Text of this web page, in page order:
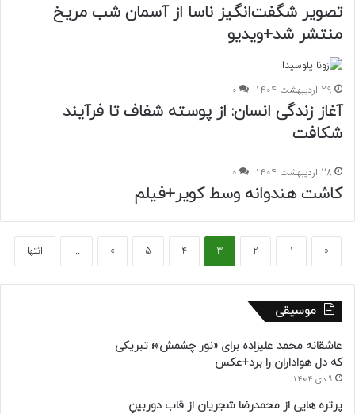
تصویر شگفت‌انگیز ناسا از آسمان شب مریخ
منتشر شد+ویدیو
29 اردیبهشت 1404 0
آغاز زندگی انسان: از پوسته شفاف تا فرآیند
شکافت
28 اردیبهشت 1404 0
کاشت هندوانه وسط کویر+فیلم
«
1
2
3
4
5
»
... انتها
موسیقی
عاشقانه محمد علیزاده برای «نور چشمش»؛ تبریکی
که دل هواداران را برد+عکس
9 دی 1404
پرتره هایی از محمدرضا شجریان از قاب دوربینِ